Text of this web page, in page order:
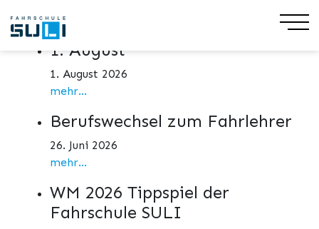
Aktuelles
1. August
1. August 2026
mehr...
Berufswechsel zum Fahrlehrer
26. Juni 2026
mehr...
WM 2026 Tippspiel der
Fahrschule SULI